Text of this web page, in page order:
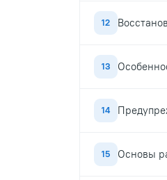
12
13
14
15 Основы